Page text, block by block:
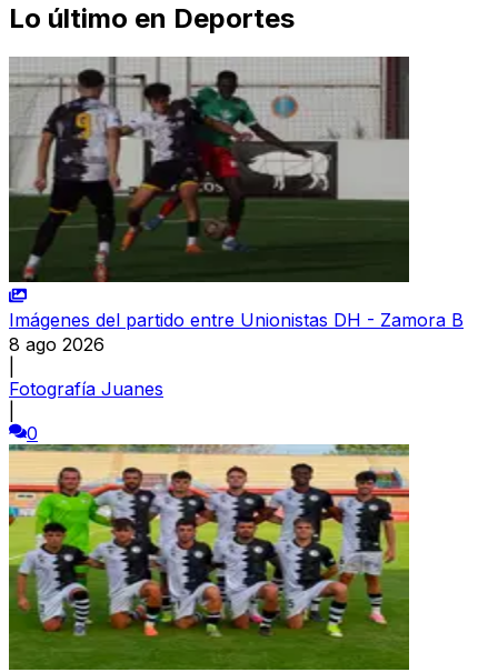
Lo último en Deportes
Imágenes del partido entre Unionistas DH - Zamora B
8 ago 2026
Fotografía Juanes
0